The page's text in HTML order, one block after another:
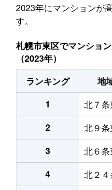
2023年にマンションが
す。
札幌市東区でマンショ
（2023年）
ランキング
地
1
北７条
2
北９条
3
北６条
4
北２